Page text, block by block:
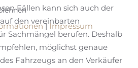
Fällen kann sich auch der
den vereinbarten
Sachmängel berufen. Deshalb
möglichst genaue
Fahrzeugs an den Verkäufer
|Impressum